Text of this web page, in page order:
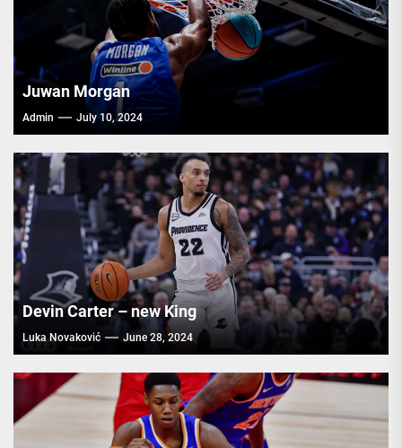
Juwan Morgan
Admin July 10, 2024
Devin Carter – new King
Luka Novaković June 28, 2024